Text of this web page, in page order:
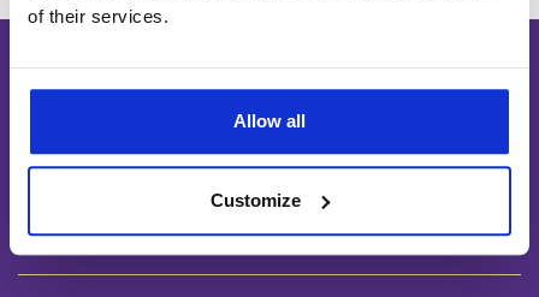
of their services.
Allow all
Customize
dyr til salg.
Sæt dit dyr til salg Køb et dyr